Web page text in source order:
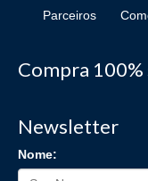
Parceiros
Compra 100%
Newsletter
Nome: